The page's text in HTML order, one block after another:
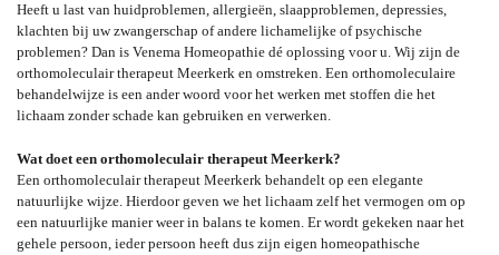
Heeft u last van huidproblemen, allergieën, slaapproblemen, depressies,
klachten bij uw zwangerschap of andere lichamelijke of psychische
problemen? Dan is Venema Homeopathie dé oplossing voor u. Wij zijn de
orthomoleculair therapeut Meerkerk en omstreken. Een orthomoleculaire
behandelwijze is een ander woord voor het werken met stoffen die het
lichaam zonder schade kan gebruiken en verwerken.
Wat doet een orthomoleculair therapeut Meerkerk?
Een orthomoleculair therapeut Meerkerk behandelt op een elegante
natuurlijke wijze. Hierdoor geven we het lichaam zelf het vermogen om op
een natuurlijke manier weer in balans te komen. Er wordt gekeken naar het
gehele persoon, ieder persoon heeft dus zijn eigen homeopathische